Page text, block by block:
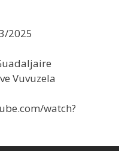
2025
Vuvuzela
watch?